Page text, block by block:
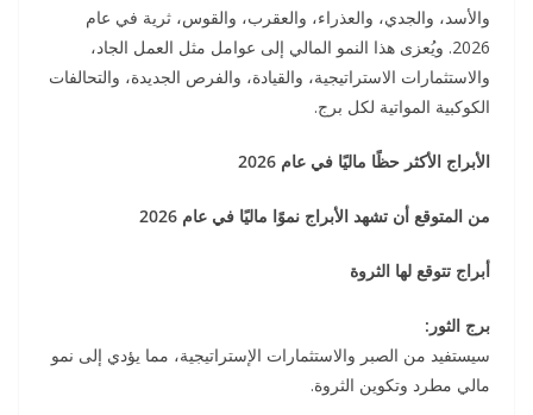
والأسد، والجدي، والعذراء، والعقرب، والقوس، ثرية في عام
2026. ويُعزى هذا النمو المالي إلى عوامل مثل العمل الجاد،
والاستثمارات الاستراتيجية، والقيادة، والفرص الجديدة، والتحالفات
الكوكبية المواتية لكل برج.
الأبراج الأكثر حظًا ماليًا في عام 2026
من المتوقع أن تشهد الأبراج نموًا ماليًا في عام 2026
أبراج تتوقع لها الثروة
برج الثور:
سيستفيد من الصبر والاستثمارات الإستراتيجية، مما يؤدي إلى نمو
مالي مطرد وتكوين الثروة.